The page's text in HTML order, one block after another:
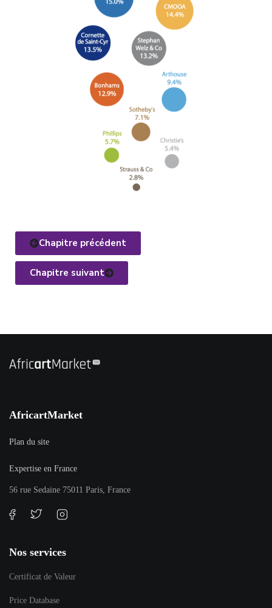
Chapitre précédent
Chapitre suivant
AfricartMarket
Plan du site
Expertise en France
56 rue Sedaine 75011 Paris, France
Nos services
Certificat de Valeur
Price Database